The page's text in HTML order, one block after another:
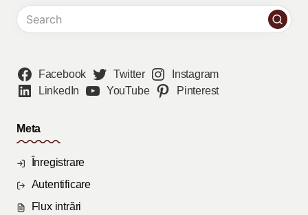
Facebook Twitter
Instagram
LinkedIn
YouTube Pinterest
Meta
Înregistrare
Autentificare
Flux intrări